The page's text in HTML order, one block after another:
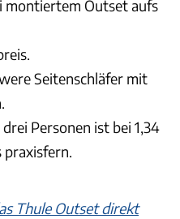
montiertem Outset aufs
Seitenschläfer mit
Personen ist bei 1,34
Thule Outset direkt